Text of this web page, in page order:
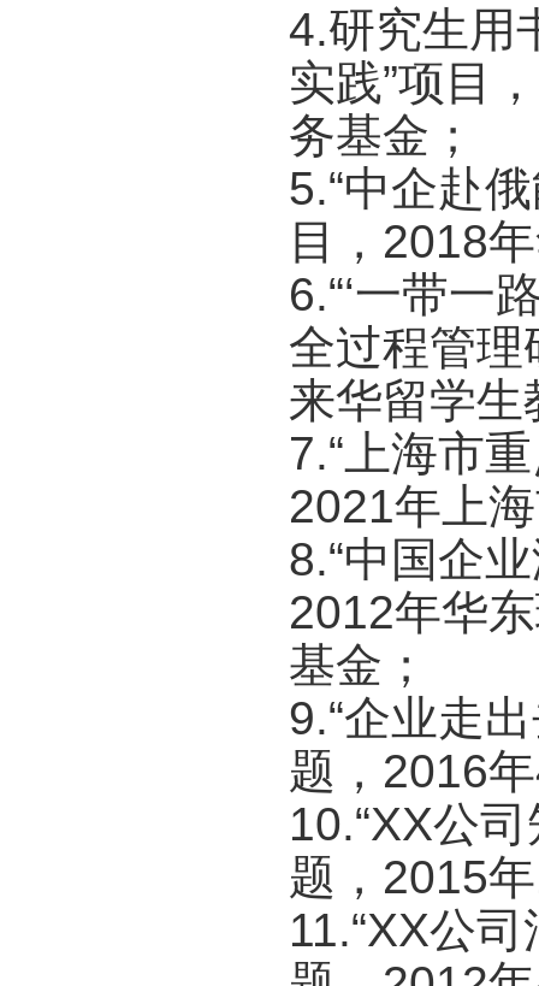
4.研究生用
实践”项目
务基金；
5.“中企赴
目，2018
6.“‘一带一
全过程管理
来华留学
7.“上海市
2021年上
8.“中国企
2012年华
基金；
9.“企业走
题，2016
10.“XX公
题，2015
11.“XX公